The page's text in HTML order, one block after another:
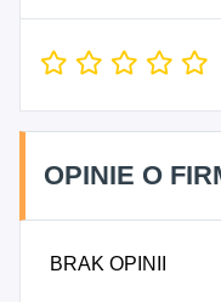
Konrad
OPINIE O
BRAK OPINII